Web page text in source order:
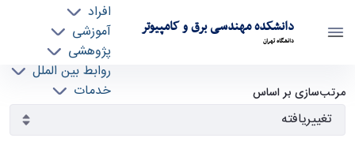
دانشکده مهندسی برق و کامپیوتر
دانشگاه تهران
افراد
آموزشی
پژوهشی
روابط بین الملل
خدمات
آرشیو اطلاعیه ها - ece- دانشکده مهندسی برق و
کامپیوتر
مرتب‌سازی بر اساس